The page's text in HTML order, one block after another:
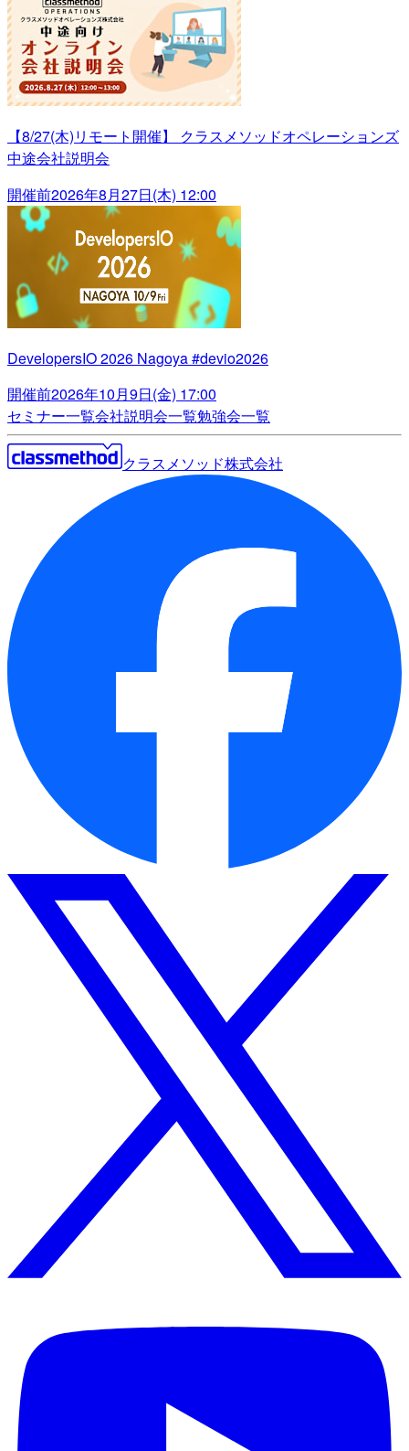
【8/27(木)リモート開催】 クラスメソッドオペレーションズ
中途会社説明会
開催前2026年8月27日(木) 12:00
DevelopersIO 2026 Nagoya #devio2026
開催前2026年10月9日(金) 17:00
セミナー一覧会社説明会一覧勉強会一覧
クラスメソッド株式会社